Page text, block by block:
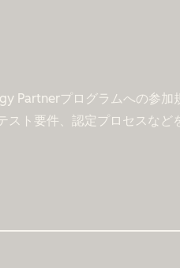
Partnerプログラムへの参加
ト要件、認定プロセスなど